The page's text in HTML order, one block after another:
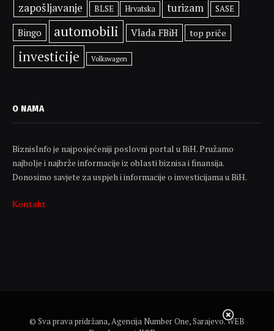
zapošljavanje BLSE Hrvatska turizam SASE
Bingo automobili Vlada FBiH top priče
investicije Volkswagen
O NAMA
BiznisInfo je najposjećeniji poslovni portal u BiH. Pružamo
najbolje i najbrže informacije iz oblasti biznisa i finansija.
Donosimo savjete za uspjeh i informacije o investicijama u BiH.
Kontakt
© Sva prava pridržana, Agencija Number One, Sarajevo. WEB